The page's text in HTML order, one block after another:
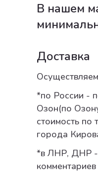
В нашем
Доставка
*по России -
Озон(по
стоимость
города
*в ЛНР, ДНР -